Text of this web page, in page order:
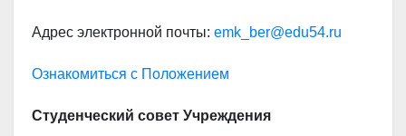
Адрес электронной почты: emk_ber@edu54.ru
Ознакомиться с Положением
Студенческий совет Учреждения